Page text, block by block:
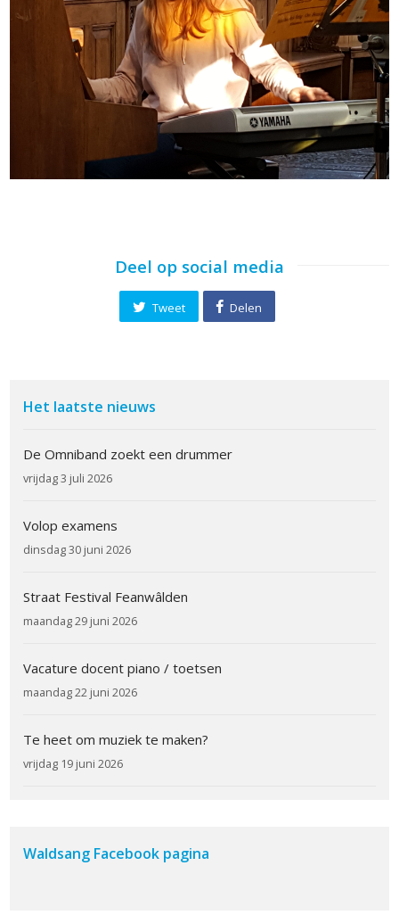
Deel op social media
Tweet Delen
Het laatste nieuws
De Omniband zoekt een drummer
vrijdag 3 juli 2026
Volop examens
dinsdag 30 juni 2026
Straat Festival Feanwâlden
maandag 29 juni 2026
Vacature docent piano / toetsen
maandag 22 juni 2026
Te heet om muziek te maken?
vrijdag 19 juni 2026
Waldsang Facebook pagina